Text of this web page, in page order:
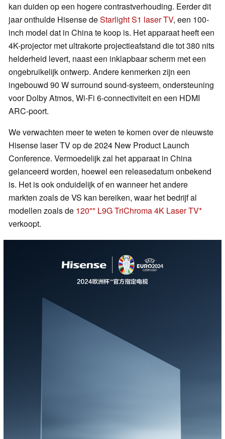
kan duiden op een hogere contrastverhouding. Eerder dit
jaar onthulde Hisense deStarlight S1 laser TV, een 100-
inch model dat in China te koop is. Het apparaat heeft een
4K-projector met ultrakorte projectieafstand die tot 380 nits
helderheid levert, naast een inklapbaar scherm met een
ongebruikelijk ontwerp. Andere kenmerken zijn een
ingebouwd 90 W surround sound-systeem, ondersteuning
voor Dolby Atmos, Wi-Fi 6-connectiviteit en een HDMI
ARC-poort.
We verwachten meer te weten te komen over de nieuwste
Hisense laser TV op de 2024 New Product Launch
Conference. Vermoedelijk zal het apparaat in China
gelanceerd worden, hoewel een releasedatum onbekend
is. Het is ook onduidelijk of en wanneer het andere
markten zoals de VS kan bereiken, waar het bedrijf al
modellen zoals de 120"" L9G TriChroma 4K Laser TV
verkoopt.